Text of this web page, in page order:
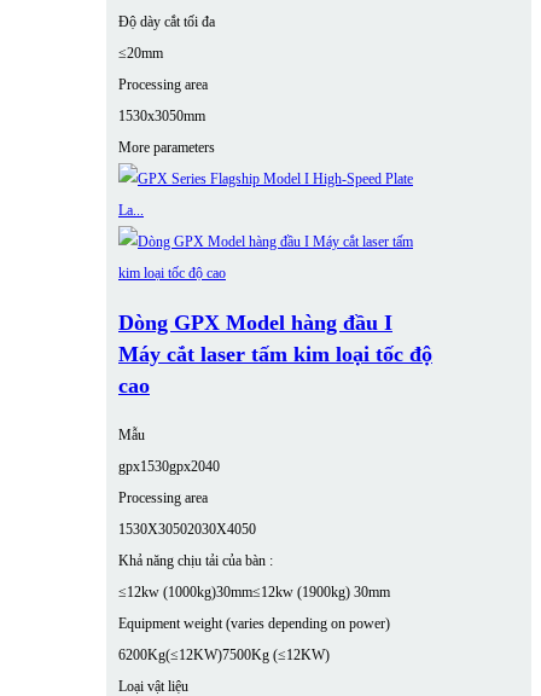
Độ dày cắt tối đa
≤20mm
Processing area
1530x3050mm
More parameters
Dòng GPX Model hàng đầu I
Máy cắt laser tấm kim loại tốc độ
cao
Mẫu
gpx1530gpx2040
Processing area
1530X30502030X4050
Khả năng chịu tải của bàn :
≤12kw (1000kg)30mm≤12kw (1900kg) 30mm
Equipment weight (varies depending on power)
6200Kg(≤12KW)7500Kg (≤12KW)
Loại vật liệu